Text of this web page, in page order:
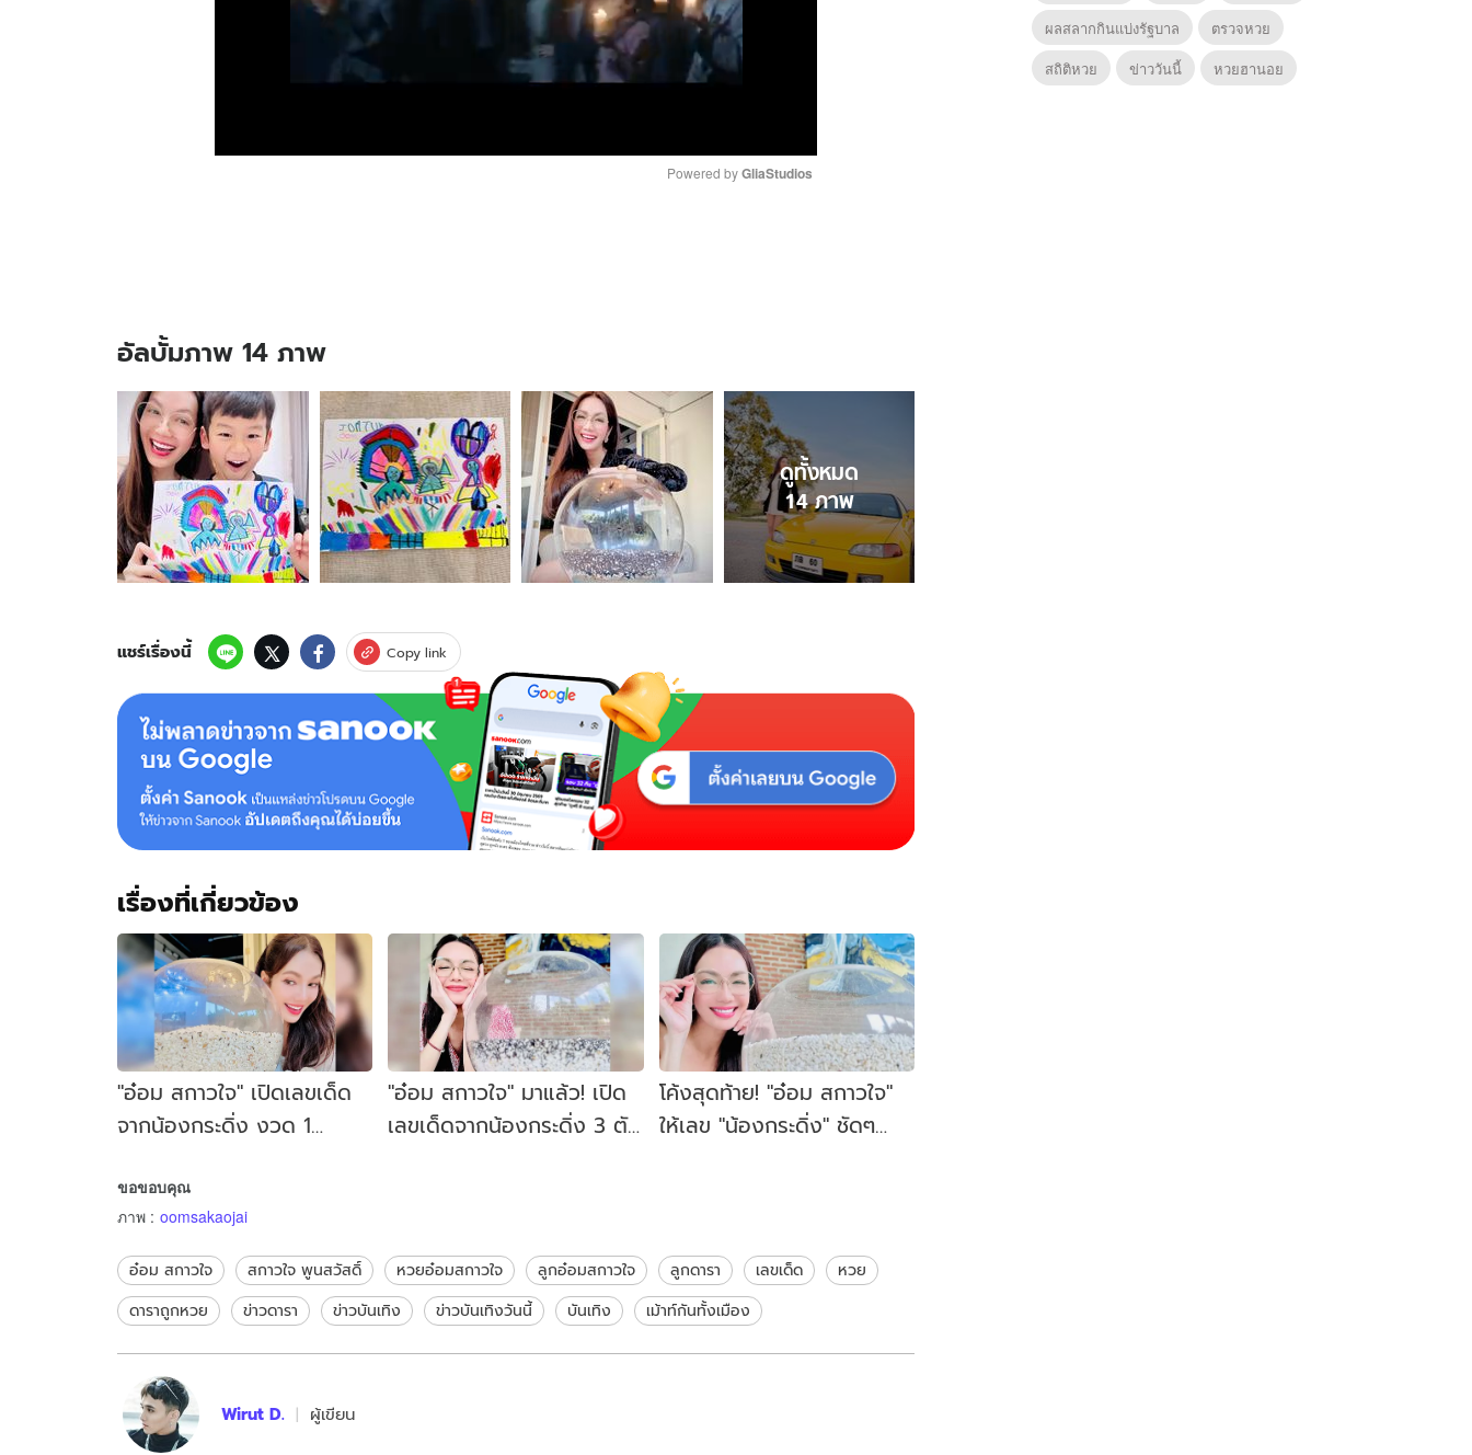
Powered by GliaStudios
อัลบั้มภาพ 14 ภาพ
อัลบั้ม
ภาพ
14
ภาพ
ของ
"อ๋อม
สกาว
ใจ"
เปิด
"น้อง
คอ
หวย
เลข
งวด
สุดท้าย
ดูทั้งหมด
14ภาพ
แชร์เรื่องนี้ Copy link
เรื่องที่เกี่ยวข้อง
"อ๋อม สกาวใจ" เปิดเลขเด็ด
จากน้องกระดิ่ง งวด 1
"อ๋อม สกาวใจ" มาแล้ว! เปิด
เลขเด็ดจากน้องกระดิ่ง 3 ตัว
โค้งสุดท้าย! "อ๋อม สกาวใจ"
ให้เลข "น้องกระดิ่ง" ชัดๆ
ขอขอบคุณ
ภาพ : oomsakaojai
อ๋อม สกาวใจ สกาวใจ พูนสวัสดิ์ หวยอ๋อมสกาวใจ ลูกอ๋อมสกาวใจ ลูกดารา เลขเด็ด
หวย
ดาราถูกหวย
ข่าวดารา ข่าวบันเทิง ข่าวบันเทิงวันนี้ บันเทิง เม้าท์กันทั้งเมือง
Wirut D. ผู้เขียน
ผลสลากกินแบ่งรัฐบาล
ตรวจหวย
สถิติหวย
ข่าววันนี้ หวยฮานอย